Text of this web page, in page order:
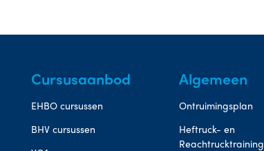
Cursusaanbod
EHBO cursussen
BHV cursussen
Algemeen
Ontruimingsplan
Heftruck- en
Reachtrucktraining